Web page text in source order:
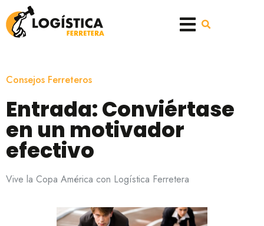
Consejos Ferreteros
Entrada: Conviértase
en un motivador
efectivo
Vive la Copa América con Logística Ferretera